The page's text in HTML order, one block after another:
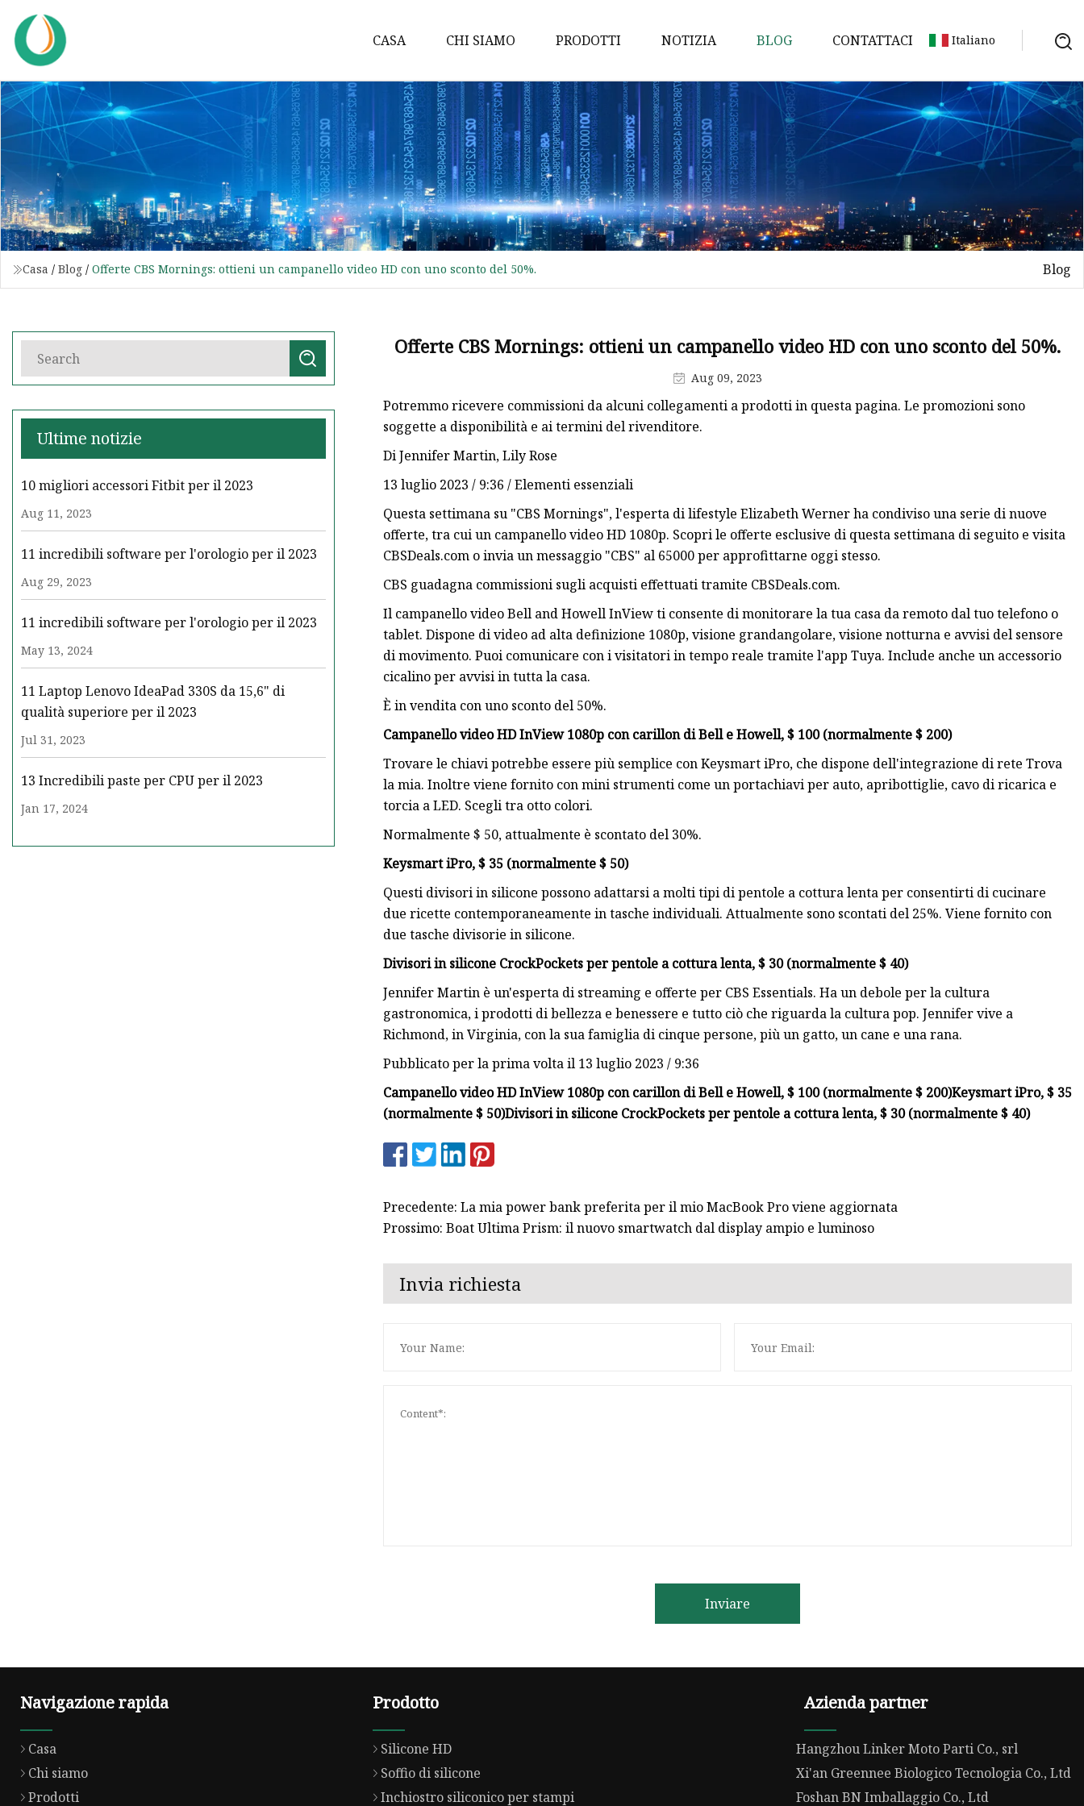
CASA CHI SIAMO PRODOTTI
Silicone HD
Soffio di silicone
Inchiostro siliconico per stampi
Silicone per goffratura
Composti siliconici
Inchiostro siliconico per
Silicone opaco lucido
Silicone per trasferimento di
calore
Silicone ad essiccazione naturale
NOTIZIA BLOG CONTATTACI Italiano
Casa / Blog / Offerte CBS Mornings: ottieni un campanello video HD con uno sconto del 50%. Blog
Ultime notizie
10 migliori accessori Fitbit per il 2023
Aug 11, 2023
11 incredibili software per l'orologio per il 2023
Aug 29, 2023
11 incredibili software per l'orologio per il 2023
May 13, 2024
11 Laptop Lenovo IdeaPad 330S da 15,6" di
qualità superiore per il 2023
Jul 31, 2023
13 Incredibili paste per CPU per il 2023
Jan 17, 2024
Offerte CBS Mornings: ottieni un campanello video HD con uno sconto del 50%.
Aug 09, 2023
Potremmo ricevere commissioni da alcuni collegamenti a prodotti in questa pagina. Le promozioni sono
soggette a disponibilità e ai termini del rivenditore.
Di Jennifer Martin, Lily Rose
13 luglio 2023 / 9:36 / Elementi essenziali
Questa settimana su "CBS Mornings", l'esperta di lifestyle Elizabeth Werner ha condiviso una serie di nuove
offerte, tra cui un campanello video HD 1080p. Scopri le offerte esclusive di questa settimana di seguito e visita
CBSDeals.com o invia un messaggio "CBS" al 65000 per approfittarne oggi stesso.
CBS guadagna commissioni sugli acquisti effettuati tramite CBSDeals.com.
Il campanello video Bell and Howell InView ti consente di monitorare la tua casa da remoto dal tuo telefono o
tablet. Dispone di video ad alta definizione 1080p, visione grandangolare, visione notturna e avvisi del sensore
di movimento. Puoi comunicare con i visitatori in tempo reale tramite l'app Tuya. Include anche un accessorio
cicalino per avvisi in tutta la casa.
È in vendita con uno sconto del 50%.
Campanello video HD InView 1080p con carillon di Bell e Howell, $ 100 (normalmente $ 200)
Trovare le chiavi potrebbe essere più semplice con Keysmart iPro, che dispone dell'integrazione di rete Trova
la mia. Inoltre viene fornito con mini strumenti come un portachiavi per auto, apribottiglie, cavo di ricarica e
torcia a LED. Scegli tra otto colori.
Normalmente $ 50, attualmente è scontato del 30%.
Keysmart iPro, $ 35 (normalmente $ 50)
Questi divisori in silicone possono adattarsi a molti tipi di pentole a cottura lenta per consentirti di cucinare
due ricette contemporaneamente in tasche individuali. Attualmente sono scontati del 25%. Viene fornito con
due tasche divisorie in silicone.
Divisori in silicone CrockPockets per pentole a cottura lenta, $ 30 (normalmente $ 40)
Jennifer Martin è un'esperta di streaming e offerte per CBS Essentials. Ha un debole per la cultura
gastronomica, i prodotti di bellezza e benessere e tutto ciò che riguarda la cultura pop. Jennifer vive a
Richmond, in Virginia, con la sua famiglia di cinque persone, più un gatto, un cane e una rana.
Pubblicato per la prima volta il 13 luglio 2023 / 9:36
Campanello video HD InView 1080p con carillon di Bell e Howell, $ 100 (normalmente $ 200)Keysmart iPro, $ 35
(normalmente $ 50)Divisori in silicone CrockPockets per pentole a cottura lenta, $ 30 (normalmente $ 40)
Precedente: La mia power bank preferita per il mio MacBook Pro viene aggiornata
Prossimo: Boat Ultima Prism: il nuovo smartwatch dal display ampio e luminoso
Invia richiesta
Inviare
Navigazione rapida
Casa
Chi siamo
Prodotti
Prodotto
Silicone HD
Soffio di silicone
Inchiostro siliconico per stampi
Azienda partner
Hangzhou Linker Moto Parti Co., srl
Xi'an Greennee Biologico Tecnologia Co., Ltd
Foshan BN Imballaggio Co., Ltd